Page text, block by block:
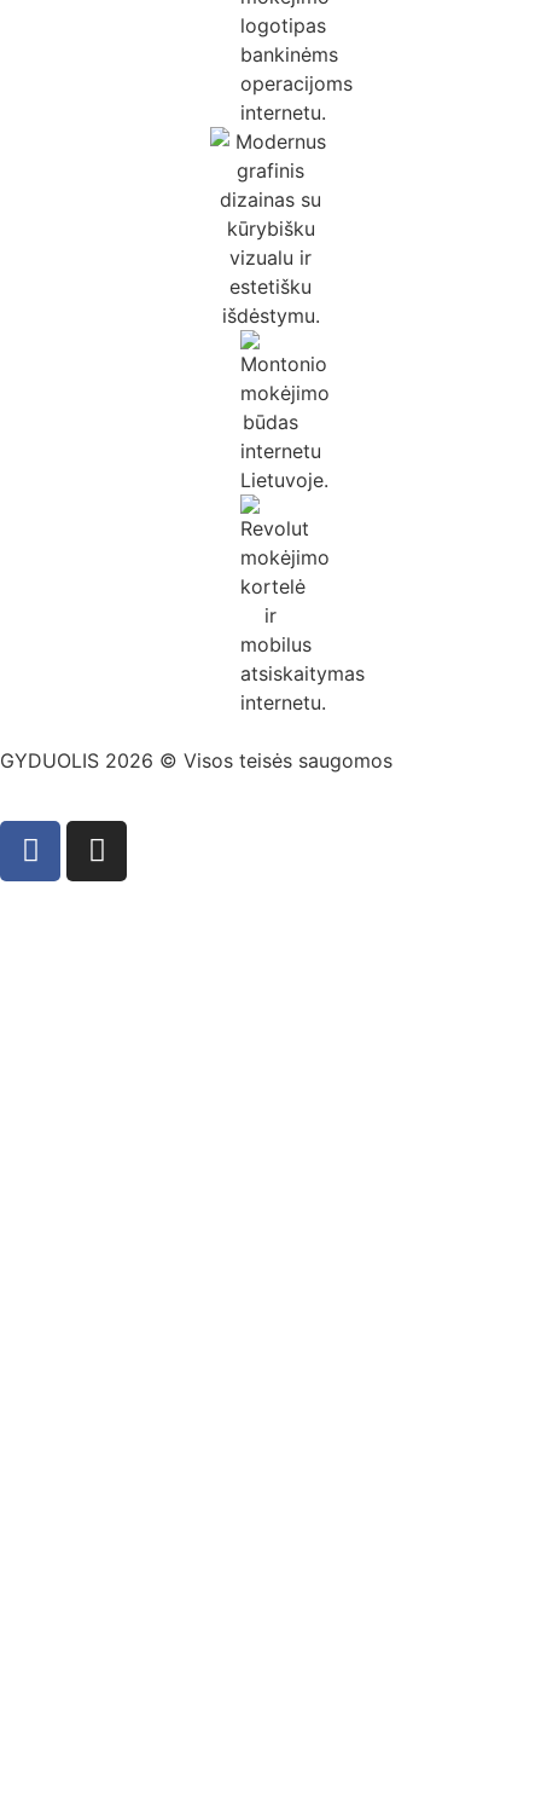
GYDUOLIS 2026 © Visos teisės saugomos